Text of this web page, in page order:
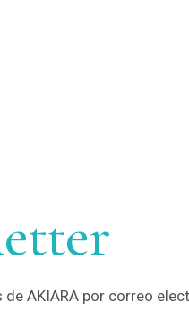
AKIARA por correo